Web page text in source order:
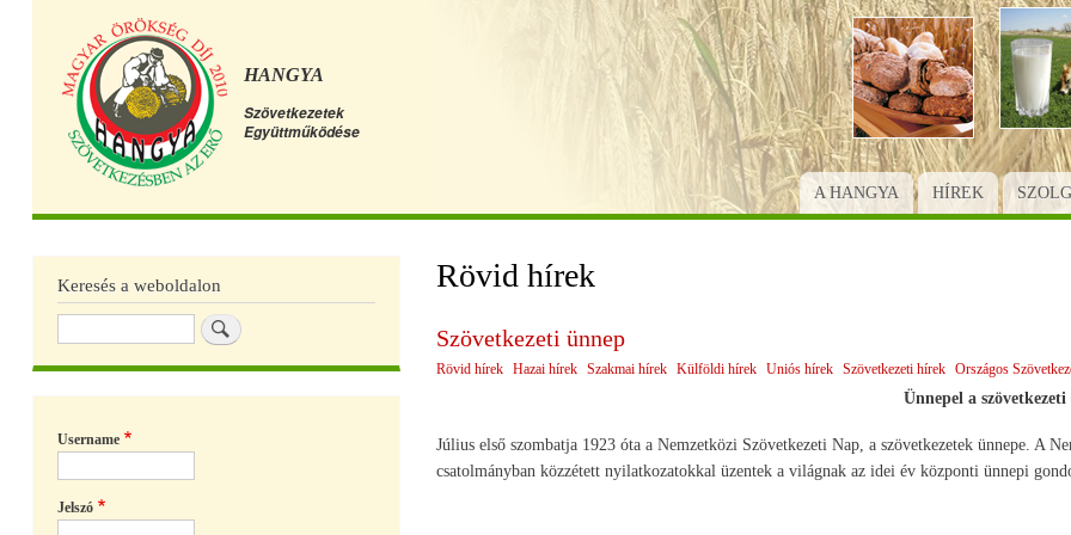
Ugrás
a
tartalomra
HANGYA
Szövetkezetek
Együttműködése
Főmenü
A HANGYA HÍREK
Rövid hírek
Szövetkezeti ünnep
Rövid hírek Hazai hírek Szakmai hírek Külföldi hírek Uniós hírek Szövetkezeti hírek Országos
Ünnepel a
Július első szombatja 1923 óta a Nemzetközi Szövetkezeti Nap, a szövetkezetek ünnepe. A
csatolmányban közzétett nyilatkozatokkal üzentek a világnak az idei év központi ünnepi
Keresés a weboldalon
Username
Jelszó